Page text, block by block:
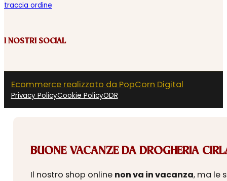
traccia ordine
I NOSTRI SOCIAL
Ecommerce realizzato da PopCorn Digital
Privacy PolicyCookie PolicyODR
BUONE VACANZE DA DROGHERIA
Il nostro shop online non va in vacanza, ma le